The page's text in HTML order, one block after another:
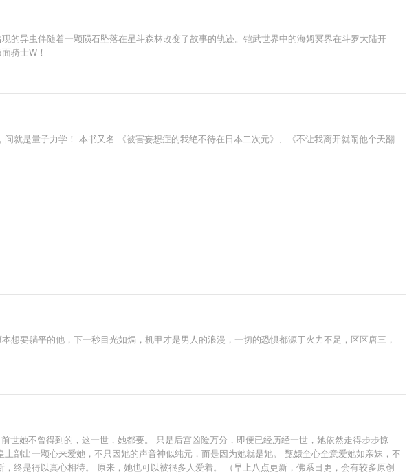
异虫伴随着一颗陨石坠落在星斗森林改变了故事的轨迹。铠武世界中的海姆冥界在斗罗大陆开
骑士W！
是量子力学！ 本书又名 《被害妄想症的我绝不待在日本二次元》、《不让我离开就闹他个天翻
要躺平的他，下一秒目光如焗，机甲才是男人的浪漫，一切的恐惧都源于火力不足，区区唐三，
她不曾得到的，这一世，她都要。 只是后宫凶险万分，即便已经历经一世，她依然走得步步惊
剖出一颗心来爱她，不只因她的声音神似纯元，而是因为她就是她。 甄嬛全心全意爱她如亲妹，不
终是得以真心相待。 原来，她也可以被很多人爱着。 （早上八点更新，佛系日更，会有较多原创